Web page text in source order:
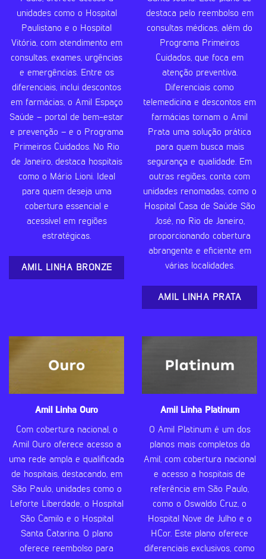
unidades como o Hospital
Paulistano e o Hospital
Vitória, com atendimento em
consultas, exames, urgências
e emergências. Entre os
diferenciais, inclui descontos
em farmácias, o Amil Espaço
Saúde – portal de bem-estar
e prevenção – e o Programa
Primeiros Cuidados. No Rio
de Janeiro, destaca hospitais
como o Mário Lioni. Ideal
para quem deseja uma
cobertura essencial e
acessível em regiões
estratégicas.
AMIL LINHA BRONZE
destaca pelo reembolso em
consultas médicas, além do
Programa Primeiros
Cuidados, que foca em
atenção preventiva.
Diferenciais como
telemedicina e descontos em
farmácias tornam o Amil
Prata uma solução prática
para quem busca mais
segurança e qualidade. Em
outras regiões, conta com
unidades renomadas, como o
Hospital Casa de Saúde São
José, no Rio de Janeiro,
proporcionando cobertura
abrangente e eficiente em
várias localidades.
AMIL LINHA PRATA
Amil Linha Ouro
Com cobertura nacional, o
Amil Ouro oferece acesso a
uma rede ampla e qualificada
de hospitais, destacando, em
São Paulo, unidades como o
Leforte Liberdade, o Hospital
São Camilo e o Hospital
Santa Catarina. O plano
oferece reembolso para
Amil Linha Platinum
O Amil Platinum é um dos
planos mais completos da
Amil, com cobertura nacional
e acesso a hospitais de
referência em São Paulo,
como o Oswaldo Cruz, o
Hospital Nove de Julho e o
HCor. Este plano oferece
diferenciais exclusivos, como